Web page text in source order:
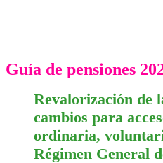
Guía de pensiones
Revalorización de
cambios para
ordinaria,
Régimen General